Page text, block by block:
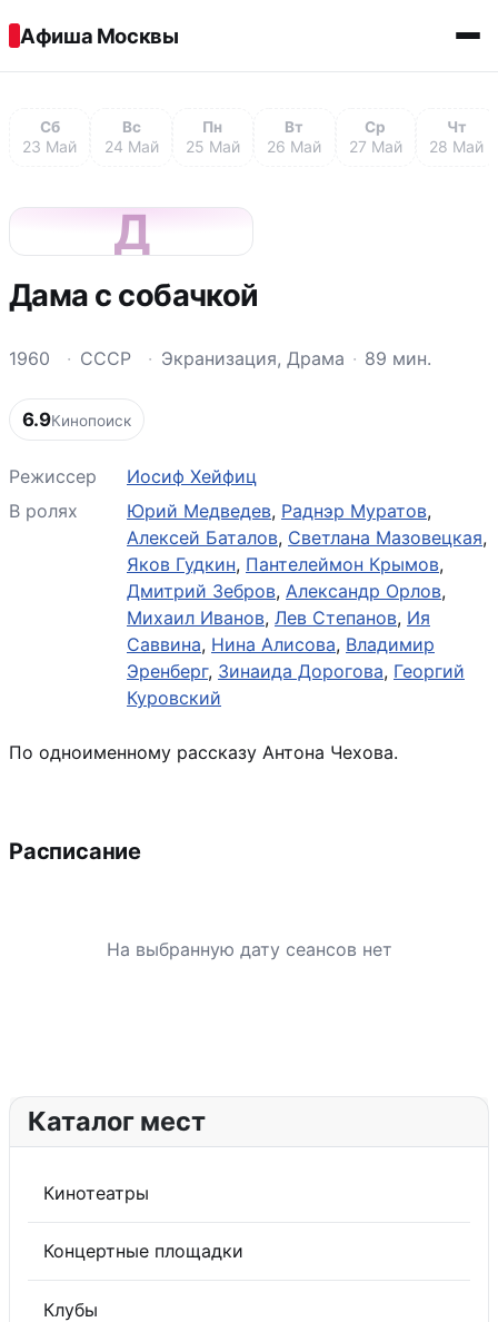
Афиша Москвы
Сб
23 Май
Вс
24 Май
Пн
25 Май
Вт
26 Май
Ср
27 Май
Чт
28 Май
Д
Дама с собачкой
1960 · СССР · Экранизация, Драма · 89 мин.
6.9Кинопоиск
Режиссер
Иосиф Хейфиц
В ролях
Юрий Медведев, Раднэр Муратов,
Алексей Баталов, Светлана Мазовецкая,
Яков Гудкин, Пантелеймон Крымов,
Дмитрий Зебров, Александр Орлов,
Михаил Иванов, Лев Степанов, Ия
Саввина, Нина Алисова, Владимир
Эренберг, Зинаида Дорогова, Георгий
Куровский
По одноименному рассказу Антона Чехова.
Расписание
На выбранную дату сеансов нет
Каталог мест
Кинотеатры
Концертные площадки
Клубы